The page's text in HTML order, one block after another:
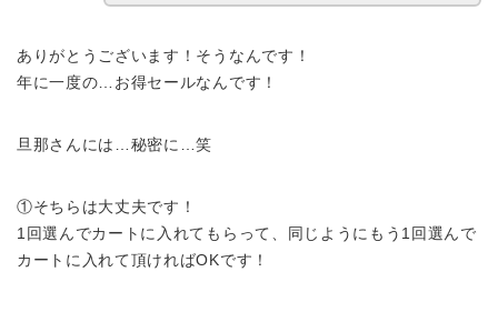
ありがとうございます！そうなんです！
年に一度の…お得セールなんです！
旦那さんには…秘密に…笑
①そちらは大丈夫です！
1回選んでカートに入れてもらって、同じようにもう1回選んで
カートに入れて頂ければOKです！